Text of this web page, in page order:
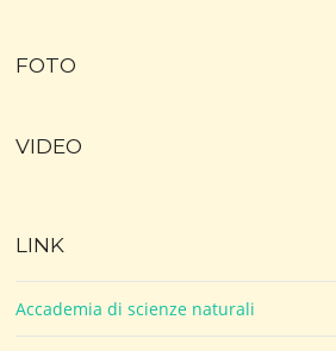
FOTO
VIDEO
LINK
Accademia di scienze naturali